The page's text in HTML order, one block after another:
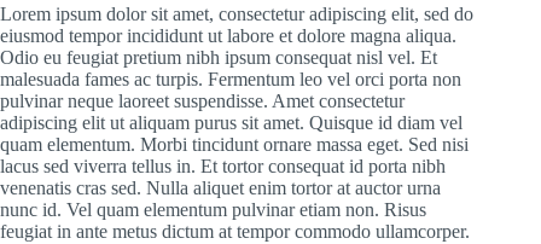
Lorem ipsum dolor sit amet, consectetur adipiscing elit, sed do
eiusmod tempor incididunt ut labore et dolore magna aliqua.
Odio eu feugiat pretium nibh ipsum consequat nisl vel. Et
malesuada fames ac turpis. Fermentum leo vel orci porta non
pulvinar neque laoreet suspendisse. Amet consectetur
adipiscing elit ut aliquam purus sit amet. Quisque id diam vel
quam elementum. Morbi tincidunt ornare massa eget. Sed nisi
lacus sed viverra tellus in. Et tortor consequat id porta nibh
venenatis cras sed. Nulla aliquet enim tortor at auctor urna
nunc id. Vel quam elementum pulvinar etiam non. Risus
feugiat in ante metus dictum at tempor commodo ullamcorper.